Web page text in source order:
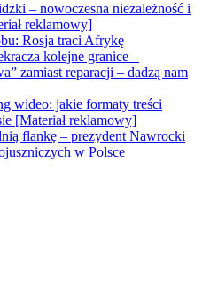
– nowoczesna niezależność i
reklamowy]
Rosja traci Afrykę
kolejne granice –
zamiast reparacji – dadzą nam
wideo: jakie formaty treści
[Materiał reklamowy]
flankę – prezydent Nawrocki
w Polsce